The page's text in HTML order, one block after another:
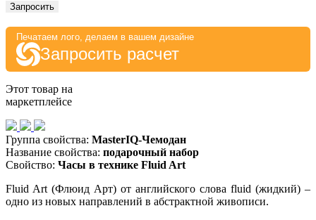
Запросить
Печатаем лого, делаем в вашем дизайне
Запросить расчет
Этот товар на
маркетплейсе
Группа свойства: MasterIQ-Чемодан
Название свойства: подарочный набор
Свойство: Часы в технике Fluid Art
Fluid Art (Флюид Арт) от английского слова fluid (жидкий) –
одно из новых направлений в абстрактной живописи.